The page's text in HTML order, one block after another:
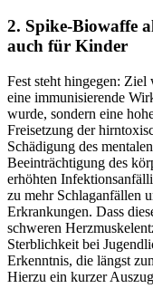
2. Spike-Biowaffe
auch für Kinder
Fest steht hingegen:
eine immunisierende
wurde, sondern eine
Freisetzung der
Schädigung des
Beeinträchtigung des
erhöhten
zu mehr Schlaganfällen
Erkrankungen. Dass
schweren
Sterblichkeit bei
Erkenntnis, die längst
Hierzu ein kurzer